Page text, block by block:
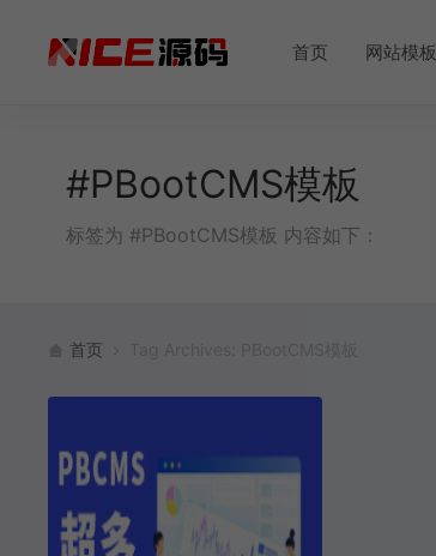
首页 网站模板
#PBootCMS模板
标签为 #PBootCMS模板 内容如下：
首页